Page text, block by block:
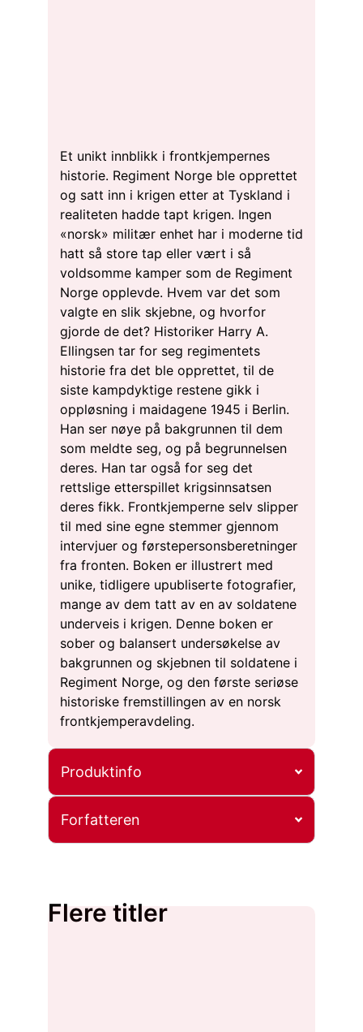
Et unikt innblikk i frontkjempernes
historie. Regiment Norge ble opprettet
og satt inn i krigen etter at Tyskland i
realiteten hadde tapt krigen. Ingen
«norsk» militær enhet har i moderne tid
hatt så store tap eller vært i så
voldsomme kamper som de Regiment
Norge opplevde. Hvem var det som
valgte en slik skjebne, og hvorfor
gjorde de det? Historiker Harry A.
Ellingsen tar for seg regimentets
historie fra det ble opprettet, til de
siste kampdyktige restene gikk i
oppløsning i maidagene 1945 i Berlin.
Han ser nøye på bakgrunnen til dem
som meldte seg, og på begrunnelsen
deres. Han tar også for seg det
rettslige etterspillet krigsinnsatsen
deres fikk. Frontkjemperne selv slipper
til med sine egne stemmer gjennom
intervjuer og førstepersonsberetninger
fra fronten. Boken er illustrert med
unike, tidligere upubliserte fotografier,
mange av dem tatt av en av soldatene
underveis i krigen. Denne boken er
sober og balansert undersøkelse av
bakgrunnen og skjebnen til soldatene i
Regiment Norge, og den første seriøse
historiske fremstillingen av en norsk
frontkjemperavdeling.
Produktinfo
Forfatteren
Flere titler